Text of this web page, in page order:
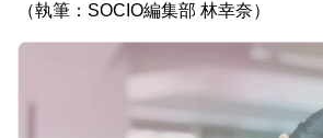
（執筆：SOCIO編集部 林幸奈）